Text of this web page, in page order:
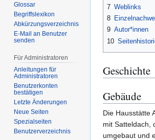
7 Weblinks
8
9 Autor*innen
10
Geschichte
Gebäude
Die Hausstätte
mit Satteldach,
umgebaut und
Glossar
Begriffslexikon
Abkürzungsverzeichnis
E-Mail an Benutzer
senden
Für Administratoren
Anleitungen für
Administratoren
Benutzerkonten
bestätigen
Letzte Änderungen
Neue Seiten
Spezialseiten
Benutzerverzeichnis